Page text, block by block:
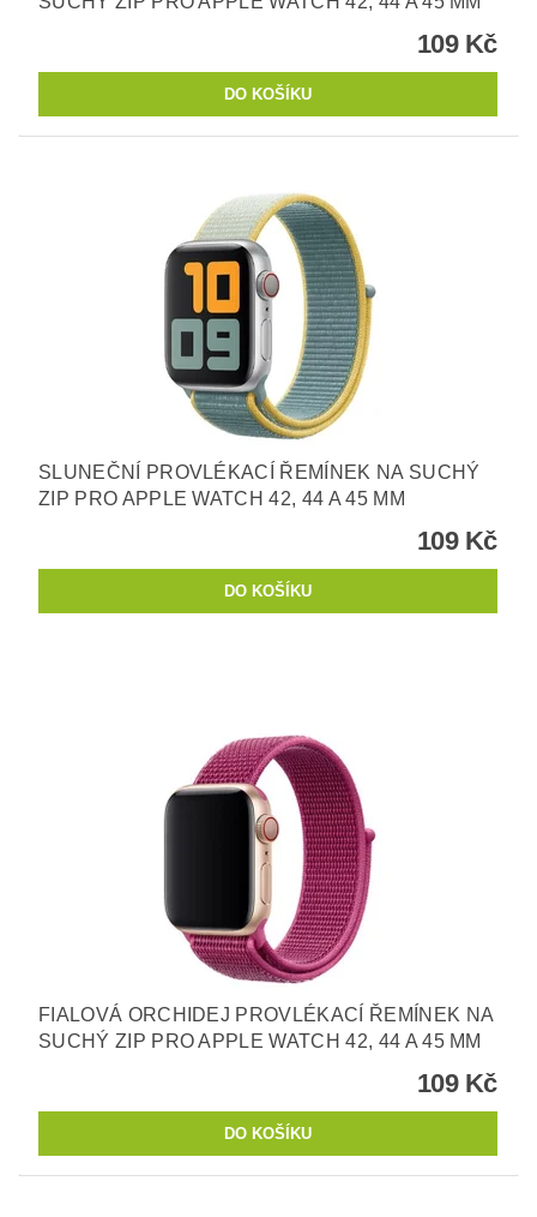
109 Kč
SLUNEČNÍ PROVLÉKACÍ ŘEMÍNEK NA SUCHÝ
ZIP PRO APPLE WATCH 42, 44 A 45 MM
109 Kč
FIALOVÁ ORCHIDEJ PROVLÉKACÍ ŘEMÍNEK NA
SUCHÝ ZIP PRO APPLE WATCH 42, 44 A 45 MM
109 Kč